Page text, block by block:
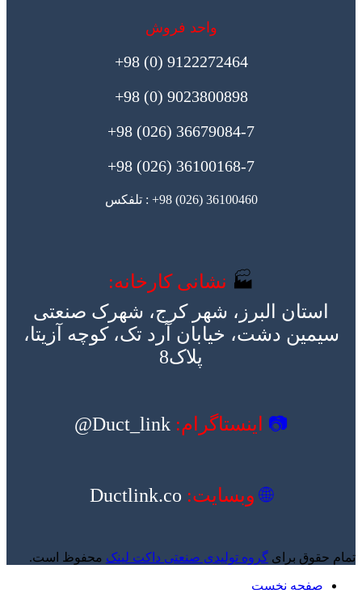
واحد فروش
9122272464 (0) 98+
9023800898 (0) 98+
36679084-7 (026) 98+
36100168-7 (026) 98+
36100460 (026) 98+ : تلفکس
🏭 نشانی کارخانه:
استان البرز، شهر کرج، شهرک صنعتی
سیمین دشت، خیابان آرد تک، کوچه آزیتا،
پلاک8
📷 اینستاگرام:
🌐 وبسایت:
تمام حقوق برای گروه تولیدی صنعتی داکت لینک محفوظ است.
صفحه نخست